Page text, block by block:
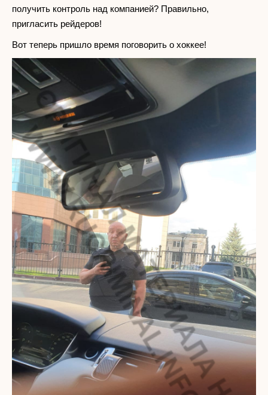
получить контроль над компанией? Правильно,
пригласить рейдеров!
Вот теперь пришло время поговорить о хоккее!